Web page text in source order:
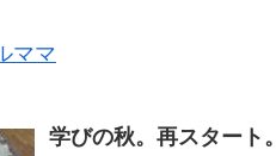
学びの秋。再スタート。